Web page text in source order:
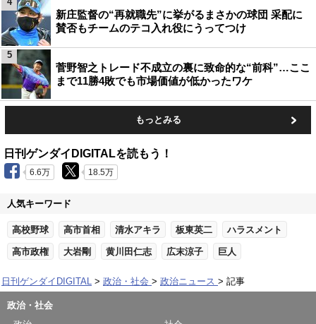
新庄監督の“再就職先”に挙がるまさかの球団 采配に
賛否もチームのテコ入れ役にうってつけ
菅野智之トレード不成立の裏に致命的な“前科”…ここ
まで11勝4敗でも市場価値が低かったワケ
5
もっとみる
日刊ゲンダイDIGITALを読もう！
6.6万 18.5万
人気キーワード
高校野球 高市首相 清水アキラ 板東英二 ハラスメント
高市政権 大岩剛 黄川田仁志 広末涼子 巨人
日刊ゲンダイDIGITAL 政治・社会 政治ニュース 記事
政治・社会